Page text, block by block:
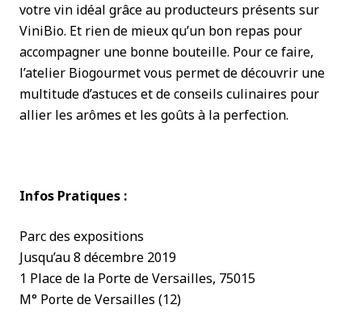
votre vin idéal grâce au producteurs présents sur
ViniBio. Et rien de mieux qu’un bon repas pour
accompagner une bonne bouteille. Pour ce faire,
l’atelier Biogourmet vous permet de découvrir une
multitude d’astuces et de conseils culinaires pour
allier les arômes et les goûts à la perfection.
Infos Pratiques :
Parc des expositions
Jusqu’au 8 décembre 2019
1 Place de la Porte de Versailles, 75015
M° Porte de Versailles (12)